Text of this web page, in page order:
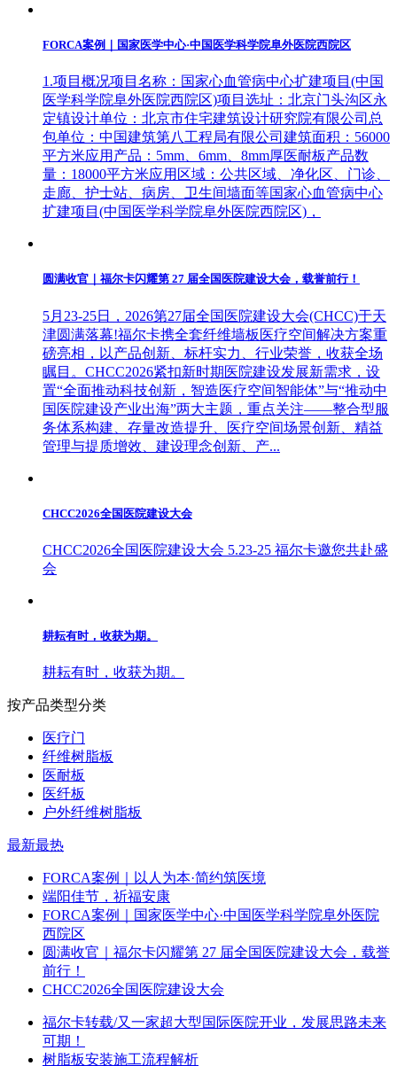
FORCA案例｜国家医学中心·中国医学科学院阜外医院西院区
1.项目概况项目名称：国家心血管病中心扩建项目(中国
医学科学院阜外医院西院区)项目选址：北京门头沟区永
定镇设计单位：北京市住宅建筑设计研究院有限公司总
包单位：中国建筑第八工程局有限公司建筑面积：56000
平方米应用产品：5mm、6mm、8mm厚医耐板产品数
量：18000平方米应用区域：公共区域、净化区、门诊、
走廊、护士站、病房、卫生间墙面等国家心血管病中心
扩建项目(中国医学科学院阜外医院西院区)，
圆满收官｜福尔卡闪耀第 27 届全国医院建设大会，载誉前行！
5月23-25日，2026第27届全国医院建设大会(CHCC)于天
津圆满落幕!福尔卡携全套纤维墙板医疗空间解决方案重
磅亮相，以产品创新、标杆实力、行业荣誉，收获全场
瞩目。CHCC2026紧扣新时期医院建设发展新需求，设
置“全面推动科技创新，智造医疗空间智能体”与“推动中
国医院建设产业出海”两大主题，重点关注——整合型服
务体系构建、存量改造提升、医疗空间场景创新、精益
管理与提质增效、建设理念创新、产...
CHCC2026全国医院建设大会
CHCC2026全国医院建设大会 5.23-25 福尔卡邀您共赴盛
会
耕耘有时，收获为期。
耕耘有时，收获为期。
按产品类型分类
医疗门
纤维树脂板
医耐板
医纤板
户外纤维树脂板
最新最热
FORCA案例｜以人为本·简约筑医境
端阳佳节，祈福安康
FORCA案例｜国家医学中心·中国医学科学院阜外医院
西院区
圆满收官｜福尔卡闪耀第 27 届全国医院建设大会，载誉
前行！
CHCC2026全国医院建设大会
福尔卡转载/又一家超大型国际医院开业，发展思路未来
可期！
树脂板安装施工流程解析